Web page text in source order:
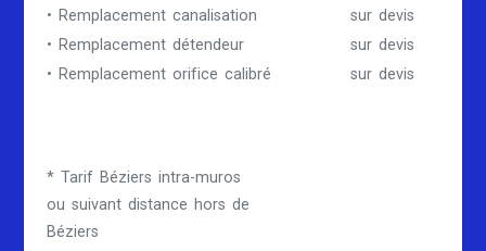
• Remplacement canalisation
sur devis
• Remplacement détendeur
sur devis
• Remplacement orifice calibré
sur devis
* Tarif Béziers intra-muros
ou suivant distance hors de
Béziers